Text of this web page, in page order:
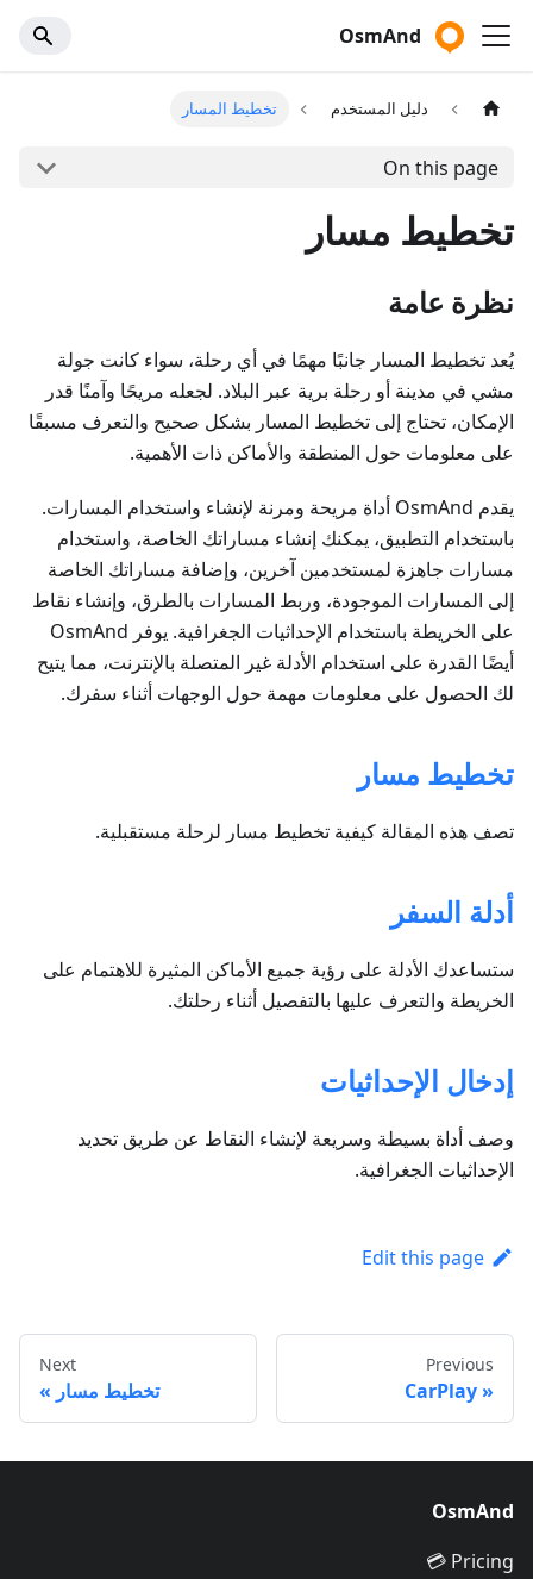
OsmAnd
دليل المستخدم تخطيط المسار
On this page
تخطيط مسار
نظرة عامة
يُعد تخطيط المسار جانبًا مهمًا في أي رحلة، سواء كانت جولة
مشي في مدينة أو رحلة برية عبر البلاد. لجعله مريحًا وآمنًا قدر
الإمكان، تحتاج إلى تخطيط المسار بشكل صحيح والتعرف مسبقًا
على معلومات حول المنطقة والأماكن ذات الأهمية.
يقدم OsmAnd أداة مريحة ومرنة لإنشاء واستخدام المسارات.
باستخدام التطبيق، يمكنك إنشاء مساراتك الخاصة، واستخدام
مسارات جاهزة لمستخدمين آخرين، وإضافة مساراتك الخاصة
إلى المسارات الموجودة، وربط المسارات بالطرق، وإنشاء نقاط
على الخريطة باستخدام الإحداثيات الجغرافية. يوفر OsmAnd
أيضًا القدرة على استخدام الأدلة غير المتصلة بالإنترنت، مما يتيح
لك الحصول على معلومات مهمة حول الوجهات أثناء سفرك.
تخطيط مسار
تصف هذه المقالة كيفية تخطيط مسار لرحلة مستقبلية.
أدلة السفر
ستساعدك الأدلة على رؤية جميع الأماكن المثيرة للاهتمام على
الخريطة والتعرف عليها بالتفصيل أثناء رحلتك.
إدخال الإحداثيات
وصف أداة بسيطة وسريعة لإنشاء النقاط عن طريق تحديد
الإحداثيات الجغرافية.
Edit this page
Previous
CarPlay
Next
تخطيط مسار
OsmAnd
Pricing 💳